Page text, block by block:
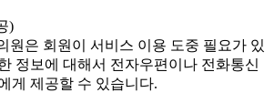
)
원은 회원이 서비스 이용 도중 필요가 있
정보에 대해서 전자우편이나 전화통신
게 제공할 수 있습니다.